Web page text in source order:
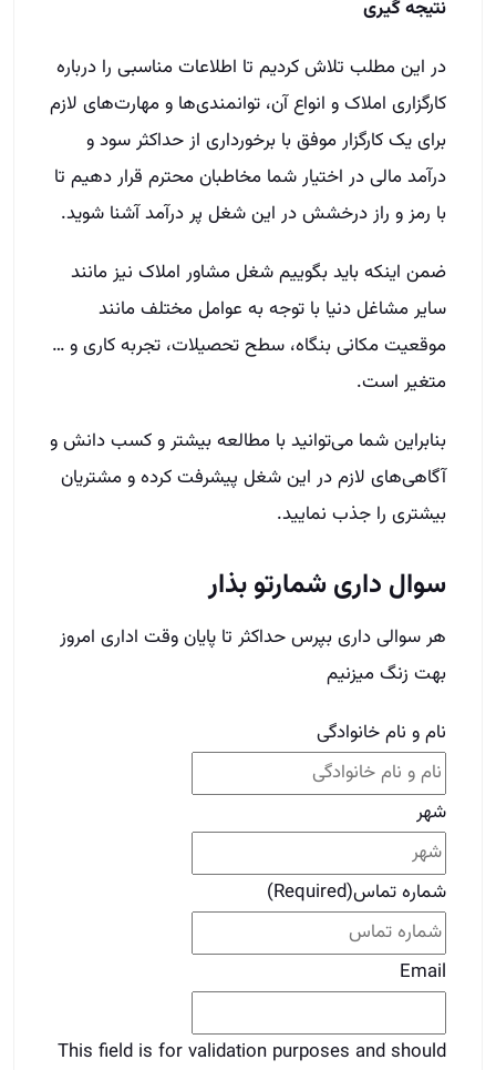
سایر مشاغل دنیا با توجه به عوامل مختلف مانند
موقعیت مکانی بنگاه، سطح تحصیلات، تجربه کاری و …
متغیر است.
بنابراین شما می‌توانید با مطالعه بیشتر و کسب دانش و
بیشتری را جذب نمایید.
سوال داری شمارتو بذار
بهت زنگ میزنیم
نام و نام خانوادگی
شهر
شماره تماس(Required)
Email
This field is for validation purposes and should
be left unchanged.
برای دوستات بفرست
قبلیقبلیمیانگین درآمد مشاور املاک